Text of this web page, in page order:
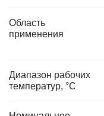
Область
применения
Диапазон рабочих
температур, °C